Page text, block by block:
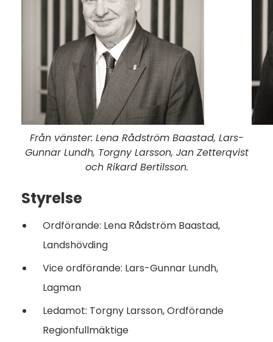
Från vänster: Lena Rådström Baastad, Lars-
Gunnar Lundh, Torgny Larsson, Jan Zetterqvist
och Rikard Bertilsson.
Styrelse
Ordförande: Lena Rådström Baastad,
Landshövding
Vice ordförande: Lars-Gunnar Lundh,
Lagman
Ledamot: Torgny Larsson, Ordförande
Regionfullmäktige